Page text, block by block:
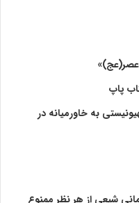
پاپ
به خاورمیانه در
شیعی از هر نظر ممنوع